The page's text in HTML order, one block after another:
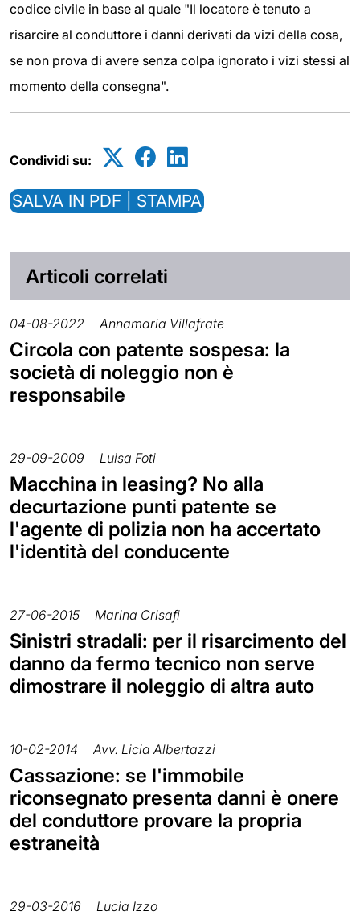
codice civile in base al quale "Il locatore è tenuto a
risarcire al conduttore i danni derivati da vizi della cosa,
se non prova di avere senza colpa ignorato i vizi stessi al
momento della consegna".
Condividi su:
SALVA IN PDF | STAMPA
Articoli correlati
04-08-2022 Annamaria Villafrate
Circola con patente sospesa: la
società di noleggio non è
responsabile
29-09-2009 Luisa Foti
Macchina in leasing? No alla
decurtazione punti patente se
l'agente di polizia non ha accertato
l'identità del conducente
27-06-2015 Marina Crisafi
Sinistri stradali: per il risarcimento del
danno da fermo tecnico non serve
dimostrare il noleggio di altra auto
10-02-2014 Avv. Licia Albertazzi
Cassazione: se l'immobile
riconsegnato presenta danni è onere
del conduttore provare la propria
estraneità
29-03-2016 Lucia Izzo